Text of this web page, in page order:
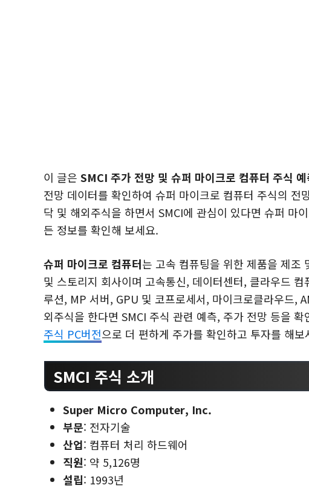
이 글은 SMCI 주가 전망 및 슈퍼 마이크로 컴퓨터 주식
전망 데이터를 확인하여 슈퍼 마이크로 컴퓨터 주식의
닥 및 해외주식을 하면서 SMCI에 관심이 있다면 슈퍼
든 정보를 확인해 보세요.
슈퍼 마이크로 컴퓨터는 고속 컴퓨팅을 위한 제품을 제조
및 스토리지 회사이며 고속통신, 데이터센터, 클라우드
루션, MP 서버, GPU 및 코프로세서, 마이크로클라우드,
외주식을 한다면 SMCI 주식 관련 예측, 주가 전망 등을
주식 PC버전으로 더 편하게 주가를 확인하고 투자를 해보
SMCI 주식 소개
Super Micro Computer, Inc.
부문: 전자기술
산업: 컴퓨터 처리 하드웨어
직원: 약 5,126명
설립: 1993년